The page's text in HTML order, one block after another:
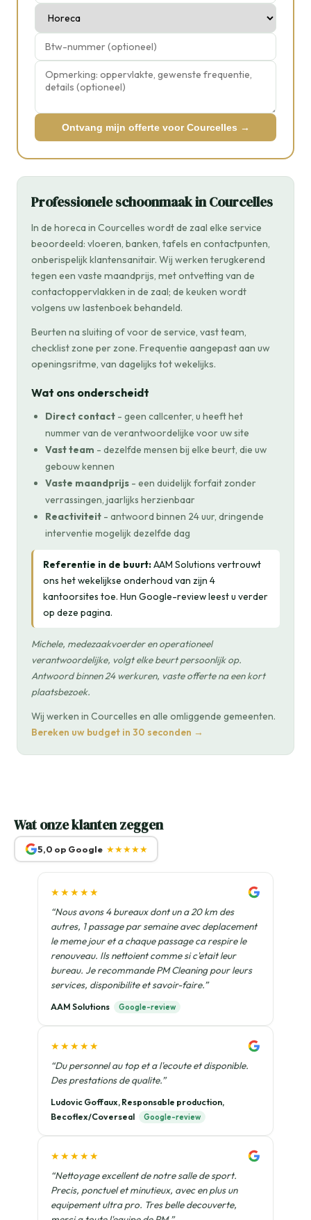
Ontvang mijn offerte voor Courcelles →
Professionele schoonmaak in Courcelles
In de horeca in Courcelles wordt de zaal elke service
beoordeeld: vloeren, banken, tafels en contactpunten,
onberispelijk klantensanitair. Wij werken terugkerend
tegen een vaste maandprijs, met ontvetting van de
contactoppervlakken in de zaal; de keuken wordt
volgens uw lastenboek behandeld.
Beurten na sluiting of voor de service, vast team,
checklist zone per zone. Frequentie aangepast aan uw
openingsritme, van dagelijks tot wekelijks.
Wat ons onderscheidt
Direct contact - geen callcenter, u heeft het
nummer van de verantwoordelijke voor uw site
Vast team - dezelfde mensen bij elke beurt, die uw
gebouw kennen
Vaste maandprijs - een duidelijk forfait zonder
verrassingen, jaarlijks herzienbaar
Reactiviteit - antwoord binnen 24 uur, dringende
interventie mogelijk dezelfde dag
Referentie in de buurt:AAM Solutions vertrouwt
ons het wekelijkse onderhoud van zijn 4
kantoorsites toe. Hun Google-review leest u verder
op deze pagina.
Michele, medezaakvoerder en operationeel
verantwoordelijke, volgt elke beurt persoonlijk op.
Antwoord binnen 24 werkuren, vaste offerte na een kort
plaatsbezoek.
Wij werken in Courcelles en alle omliggende gemeenten.
Bereken uw budget in 30 seconden →
Wat onze klanten zeggen
5,0 op Google ★★★★★
★★★★★
“Nous avons 4 bureaux dont un a 20 km des
autres, 1 passage par semaine avec deplacement
le meme jour et a chaque passage ca respire le
renouveau. Ils nettoient comme si c'etait leur
bureau. Je recommande PM Cleaning pour leurs
services, disponibilite et savoir-faire.”
AAM Solutions Google-review
★★★★★
“Du personnel au top et a l'ecoute et disponible.
Des prestations de qualite.”
Ludovic Goffaux, Responsable production,
Becoflex/Coverseal
Google-review
★★★★★
“Nettoyage excellent de notre salle de sport.
Precis, ponctuel et minutieux, avec en plus un
equipement ultra pro. Tres belle decouverte,